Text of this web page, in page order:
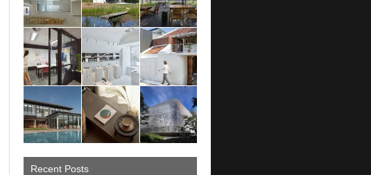
Recent Posts